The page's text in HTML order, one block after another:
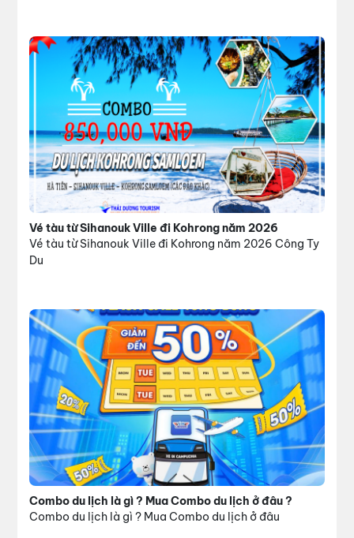
Vé tàu từ Sihanouk Ville đi Kohrong năm 2026
Vé tàu từ Sihanouk Ville đi Kohrong năm 2026 Công Ty
Du
Combo du lịch là gì ? Mua Combo du lịch ở đâu ?
Combo du lịch là gì ? Mua Combo du lịch ở đâu